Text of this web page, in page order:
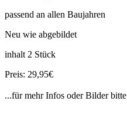
passend an allen Baujahren
Neu wie abgebildet
inhalt 2 Stück
Preis: 29,95€
...für mehr Infos oder Bilder bitte